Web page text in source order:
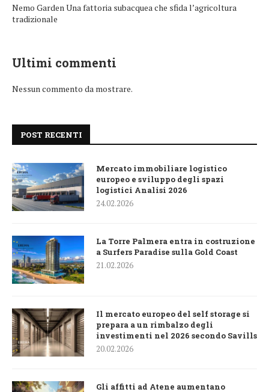
Nemo Garden Una fattoria subacquea che sfida l’agricoltura
tradizionale
Ultimi commenti
Nessun commento da mostrare.
POST RECENTI
Mercato immobiliare logistico
europeo e sviluppo degli spazi
logistici Analisi 2026
24.02.2026
La Torre Palmera entra in costruzione
a Surfers Paradise sulla Gold Coast
21.02.2026
Il mercato europeo del self storage si
prepara a un rimbalzo degli
investimenti nel 2026 secondo Savills
20.02.2026
Gli affitti ad Atene aumentano